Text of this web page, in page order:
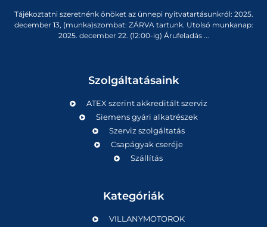
Tájékoztatni szeretnénk önöket az ünnepi nyitvatartásunkról: 2025.
december 13, (munka)szombat: ZÁRVA tartunk. Utolsó munkanap:
2025. december 22. (12:00-ig) Árufeladás ...
Szolgáltatásaink
ATEX szerint akkreditált szerviz
Siemens gyári alkatrészek
Szerviz szolgáltatás
Csapágyak cseréje
Szállítás
Kategóriák
VILLANYMOTOROK